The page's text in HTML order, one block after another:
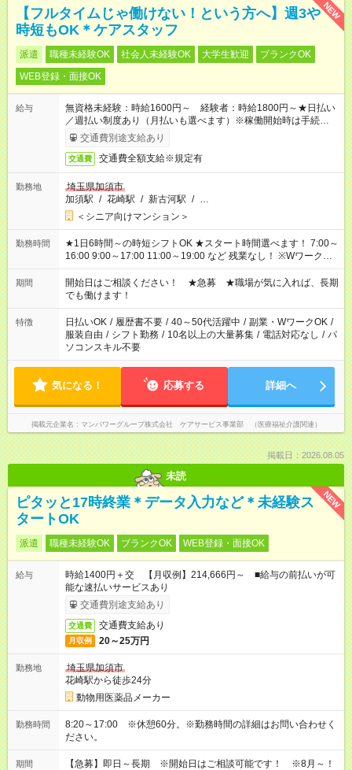
NEW
【フルタイムじゃ働けない！という方へ】週3や
時短もOK＊ケアスタッフ
派遣 職種未経験OK 社会人未経験OK 大学生歓迎
ブランクOK
WEB登録・面接OK
給与
無資格未経験：時給1600円～ 経験者：時給1800円～★日払い
／週払い制度あり（月払いも選べます）※稼働開始時は手続き完
了次第のお支払いとなります。
交通費別途支給あり
交通費 交通費全額支給※規定有
勤務地
埼玉県加須市
加須駅 / 花崎駅 / 新古河駅 / …
＜シニア向けマンション＞
勤務時間
★1日6時間～の時短シフトOK ★スタート時間選べます！ 7:00～
16:00 9:00～17:00 11:00～19:00 など 残業なし！ ※Wワークの
場合、他のお仕事と合わせ週40時間超の就業はご案内できませ
ん ※法令に基づき、週20時間以上勤務は社会保険への加入対象
となります ※労働者派遣法（日雇い派遣の原則禁止）により、
短時間・短期間の就業はご案内が難しい場合があります
期間
開始日はご相談ください！ ★急募 ★職場が気に入れば、長期
でも働けます！
特徴 日払いOK / 履歴書不要 / 40～50代活躍中 / 副業・WワークOK /
服装自由 / シフト勤務 / 10名以上の大量募集 / 電話対応なし / パ
ソコンスキル不要
気になる！ 応募する 詳細へ
掲載元企業名 マンパワーグループ株式会社 ケアサービス事業部 （医療福祉介護関連）
掲載日：2026.08.05
未読
NEW
ピタッと17時終業＊データ入力など＊未経験ス
タートOK
派遣 職種未経験OK ブランクOK WEB登録・面接OK
給与
時給1400円＋交 【月収例】214,666円～ ■給与の前払いが可
能な速払いサービスあり
交通費別途支給あり
交通費 交通費支給あり
月収例 20～25万円
勤務地
埼玉県加須市
花崎駅から徒歩24分
動物用医薬品メーカー
勤務時間
8:20～17:00 ※休憩60分。※勤務時間の詳細はお問い合わせく
ださい。
期間 【急募】即日～長期 ※開始日はご相談可能です！ ※8月～！